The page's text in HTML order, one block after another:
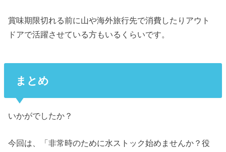
賞味期限切れる前に山や海外旅行先で消費したりアウト
ドアで活躍させている方もいるくらいです。
まとめ
いかがでしたか？
今回は、「非常時のために水ストック始めませんか？役